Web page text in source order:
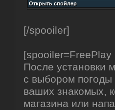
[/spooiler]
После установки
с выбором погоды
ваших знакомых,
магазина или